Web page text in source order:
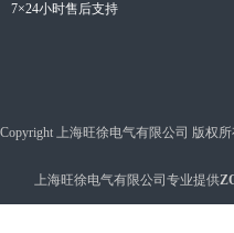
7×24小时售后支持
Copyright 上海旺徐电气有限公司 版权所
上海旺徐电气有限公司专业提供